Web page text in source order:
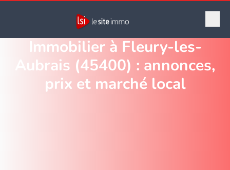
Immobilier à Fleury-les-
Aubrais (45400) : annonces,
prix et marché local